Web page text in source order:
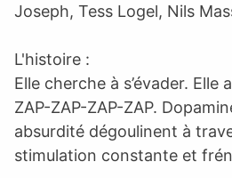
Joseph, Tess Logel, Nils
L'histoire :
Elle cherche à s’évader. Elle
ZAP-ZAP-ZAP-ZAP.
absurdité dégoulinent à
stimulation constante et